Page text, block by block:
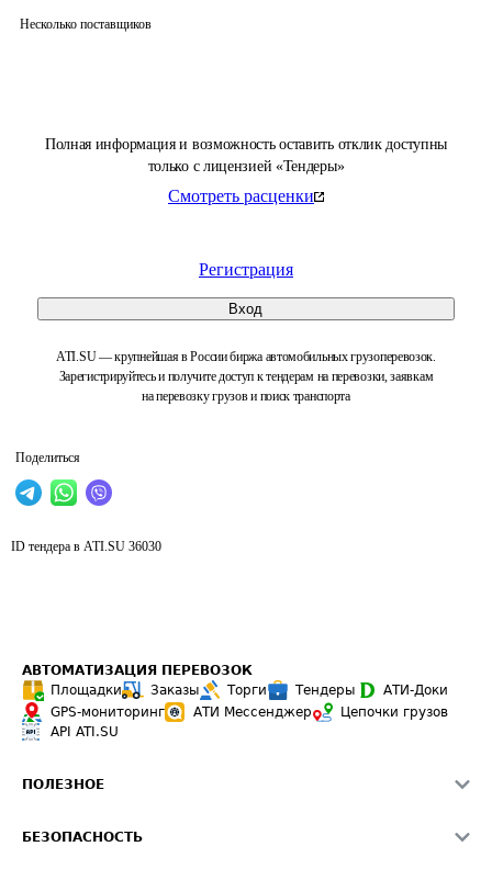
Полная информация и возможность оставить отклик доступны
только с лицензией «Тендеры»
Смотреть расценки
Регистрация
Вход
ATI.SU — крупнейшая в России биржа автомобильных грузоперевозок.
Зарегистрируйтесь и получите доступ к тендерам на перевозки, заявкам
на перевозку грузов и поиск транспорта
Поделиться
Несколько поставщиков
ID тендера в ATI.SU 36030
АВТОМАТИЗАЦИЯ ПЕРЕВОЗОК
Площадки
Заказы Торги Тендеры
АТИ-Доки
GPS-мониторинг
АТИ Мессенджер
Цепочки грузов
API ATI.SU
ПОЛЕЗНОЕ
БЕЗОПАСНОСТЬ